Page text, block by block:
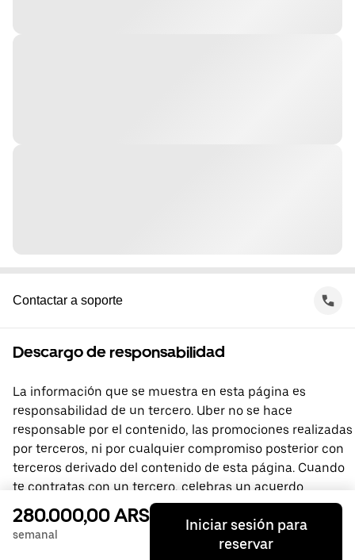
Contactar a soporte
Descargo de responsabilidad
La información que se muestra en esta página es
responsabilidad de un tercero. Uber no se hace
responsable por el contenido, las promociones realizadas
por terceros, ni por cualquier compromiso posterior con
terceros derivado del contenido de esta página. Cuando
te contratas con un tercero, celebras un acuerdo
directamente con él, del que Uber no forma parte. Si
tienes preguntas, comunícate directamente con el
tercero.
280.000,00 ARS
semanal
Iniciar sesión para
reservar